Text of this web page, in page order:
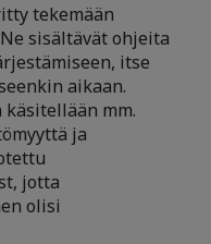
tekemään
sisältävät ohjeita
itse
aikaan.
mm.
ja
jotta
olisi